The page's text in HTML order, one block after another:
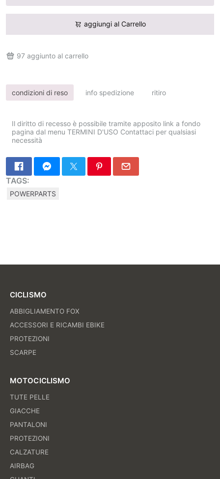
aggiungi al Carrello
97 aggiunto al carrello
condizioni di reso info spedizione ritiro
Il diritto di recesso è possibile tramite apposito link a fondo
pagina dal menu TERMINI D'USO Contattaci per qualsiasi
necessità
TAGS:
POWERPARTS
CICLISMO
ABBIGLIAMENTO FOX
ACCESSORI E RICAMBI EBIKE
PROTEZIONI
SCARPE
MOTOCICLISMO
TUTE PELLE
GIACCHE
PANTALONI
PROTEZIONI
CALZATURE
AIRBAG